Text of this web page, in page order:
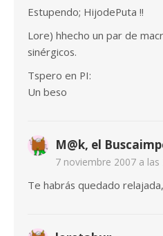
Estupendo; HijodePuta !!
Lore) hhecho un par de
sinérgicos.
Tspero en PI:
Un beso
M@k, el
7 noviembre 2007 a las
Te habrás quedado